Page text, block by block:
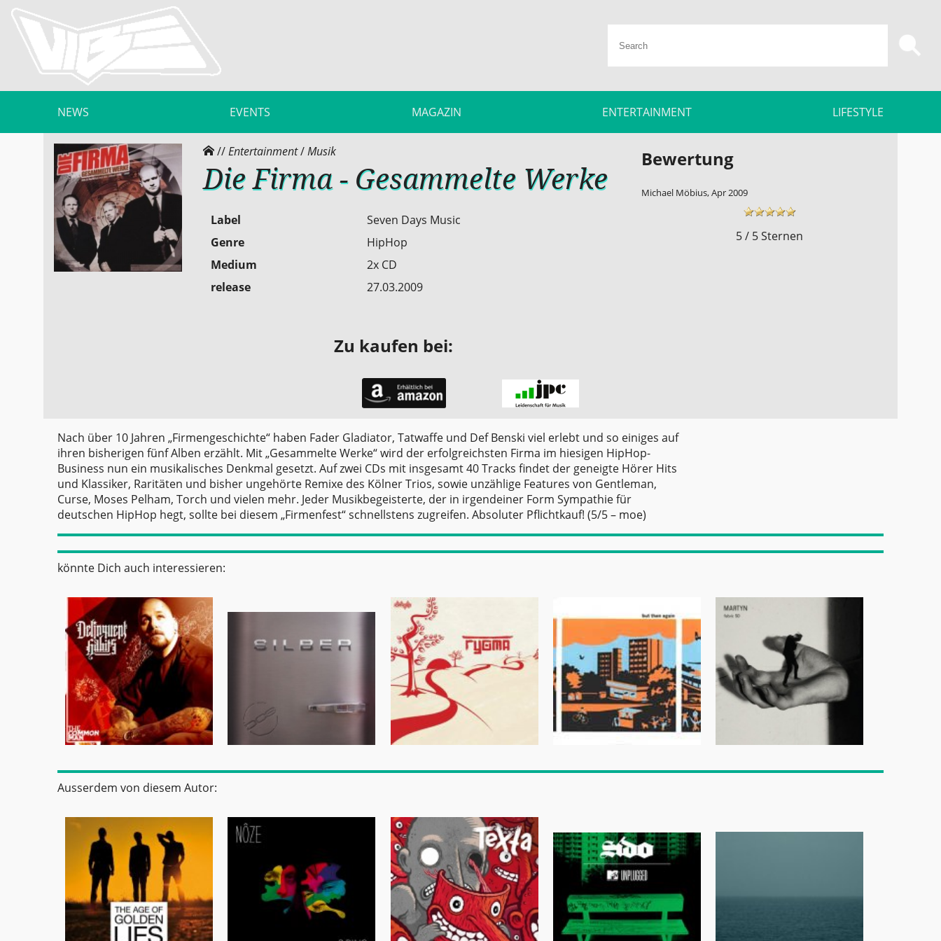
NEWS EVENTS MAGAZIN ENTERTAINMENT LIFESTYLE
//Entertainment/Musik
Die Firma - Gesammelte Werke
Label
Seven Days Music
Genre
HipHop
Medium
2x CD
release
27.03.2009
Bewertung
Michael Möbius, Apr 2009
5 / 5 Sternen
Zu kaufen bei:
Nach über 10 Jahren „Firmengeschichte“ haben Fader Gladiator, Tatwaffe und Def Benski viel erlebt und so einiges auf
ihren bisherigen fünf Alben erzählt. Mit „Gesammelte Werke“ wird der erfolgreichsten Firma im hiesigen HipHop-
Business nun ein musikalisches Denkmal gesetzt. Auf zwei CDs mit insgesamt 40 Tracks findet der geneigte Hörer Hits
und Klassiker, Raritäten und bisher ungehörte Remixe des Kölner Trios, sowie unzählige Features von Gentleman,
Curse, Moses Pelham, Torch und vielen mehr. Jeder Musikbegeisterte, der in irgendeiner Form Sympathie für
deutschen HipHop hegt, sollte bei diesem „Firmenfest“ schnellstens zugreifen. Absoluter Pflichtkauf! (5/5 – moe)
könnte Dich auch interessieren:
Ausserdem von diesem Autor: